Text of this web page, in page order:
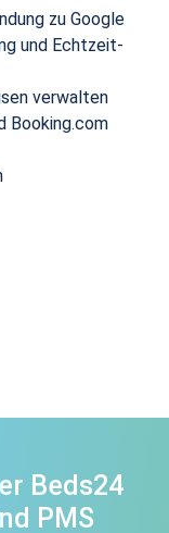
zu Google
und Echtzeit-
verwalten
Booking.com
Beds24
PMS